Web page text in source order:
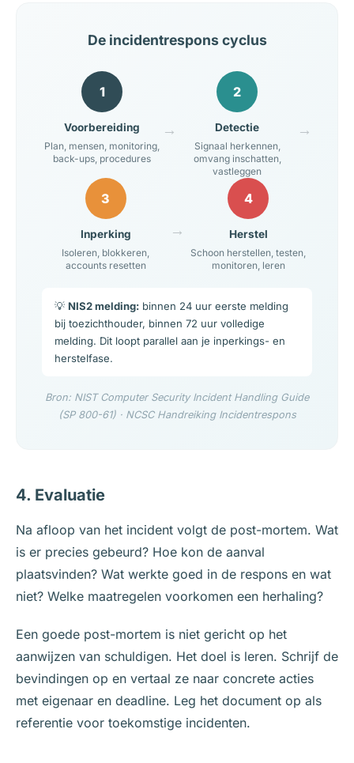
De incidentrespons cyclus
1
Voorbereiding
Plan, mensen, monitoring,
back-ups, procedures
→
2
Detectie
Signaal herkennen,
omvang inschatten,
vastleggen
→
3
Inperking
Isoleren, blokkeren,
accounts resetten
→
4
Herstel
Schoon herstellen, testen,
monitoren, leren
💡 NIS2 melding: binnen 24 uur eerste melding
bij toezichthouder, binnen 72 uur volledige
melding. Dit loopt parallel aan je inperkings- en
herstelfase.
Bron: NIST Computer Security Incident Handling Guide
(SP 800-61) · NCSC Handreiking Incidentrespons
4. Evaluatie
Na afloop van het incident volgt de post-mortem. Wat
is er precies gebeurd? Hoe kon de aanval
plaatsvinden? Wat werkte goed in de respons en wat
niet? Welke maatregelen voorkomen een herhaling?
Een goede post-mortem is niet gericht op het
aanwijzen van schuldigen. Het doel is leren. Schrijf de
bevindingen op en vertaal ze naar concrete acties
met eigenaar en deadline. Leg het document op als
referentie voor toekomstige incidenten.